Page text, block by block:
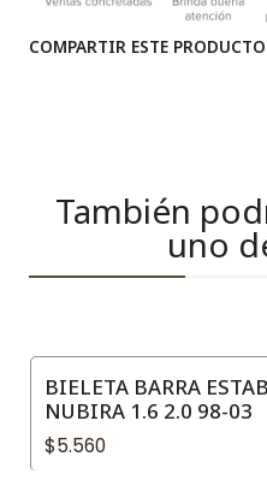
COMPARTIR ESTE PRODUCTO
También
uno
BIELETA BARRA
NUBIRA 1.6 2.0 98-03
$5.560